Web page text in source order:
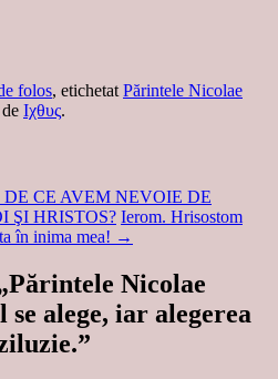
folos, etichetat Părintele Nicolae
de Ιχθυς.
DE CE AVEM NEVOIE DE
ŞI HRISTOS? Ierom. Hrisostom
în inima mea! →
Părintele Nicolae
se alege, iar alegerea
”